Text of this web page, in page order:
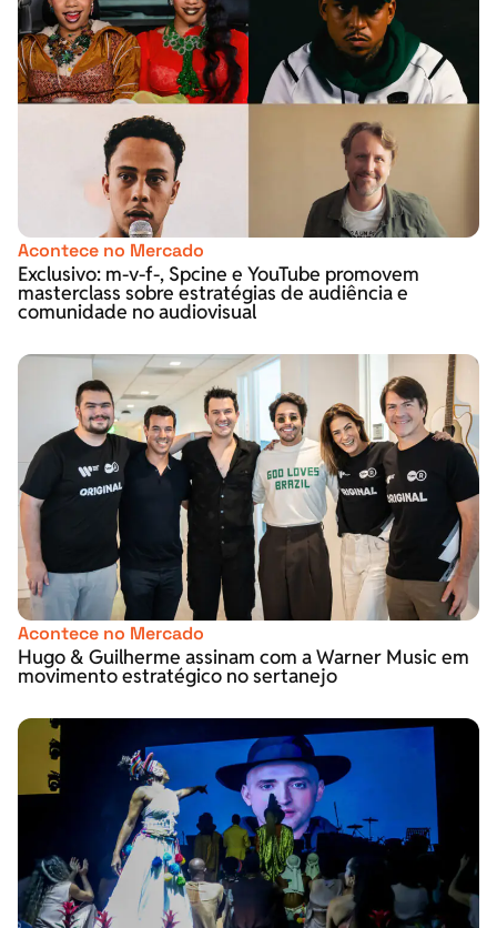
Acontece no Mercado
Exclusivo: m-v-f-, Spcine e YouTube promovem
masterclass sobre estratégias de audiência e
comunidade no audiovisual
Acontece no Mercado
Hugo & Guilherme assinam com a Warner Music em
movimento estratégico no sertanejo